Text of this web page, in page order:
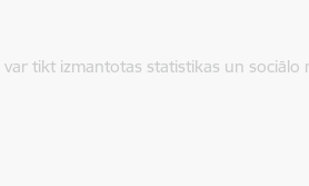
tikt izmantotas statistikas un sociālo